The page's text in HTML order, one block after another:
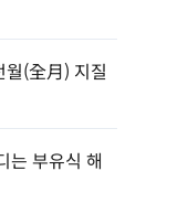
(全月) 지질
는 부유식 해